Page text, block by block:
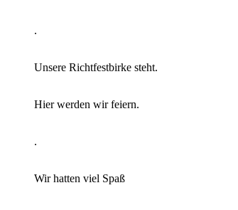
.
Unsere Richtfestbirke steht.
Hier werden wir feiern.
.
Wir hatten viel Spaß